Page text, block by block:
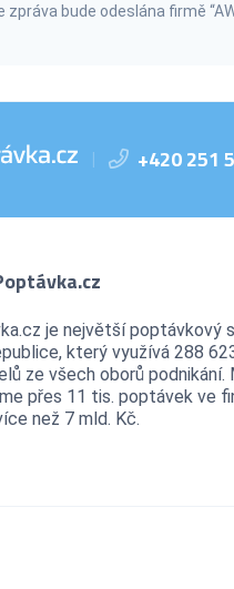
zpráva bude odeslána firmě
| +420 251
je největší poptávkový
který využívá 288
ze všech oborů podnikání.
přes 11 tis. poptávek ve
než 7 mld. Kč.